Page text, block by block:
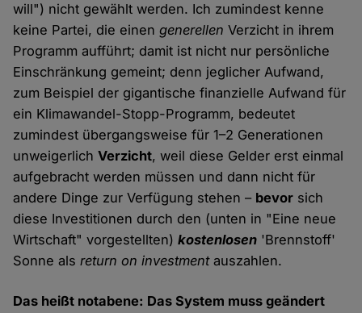
will") nicht gewählt werden. Ich zumindest kenne
keine Partei, die einengenerellen Verzicht in ihrem
Programm aufführt; damit ist nicht nur persönliche
Einschränkung gemeint; denn jeglicher Aufwand,
zum Beispiel der gigantische finanzielle Aufwand für
ein Klimawandel-Stopp-Programm, bedeutet
zumindest übergangsweise für 1–2 Generationen
unweigerlichVerzicht, weil diese Gelder erst einmal
aufgebracht werden müssen und dann nicht für
andere Dinge zur Verfügung stehen – bevor sich
diese Investitionen durch den (unten in "Eine neue
Wirtschaft" vorgestellten)kostenlosen 'Brennstoff'
Sonne alsreturn on investmentauszahlen.
Das heißt notabene: Das System muss geändert